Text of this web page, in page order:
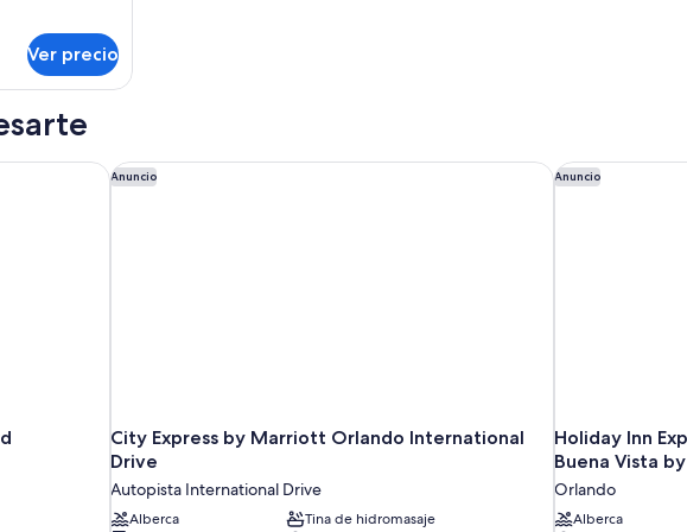
Ver precio
Anuncio
City Express by Marriott Orlando International
Drive
Autopista International Drive
Alberca
Tina de hidromasaje
City Express by Marriott Orlando International DriveAnuncio
Holiday Inn
Buena Vista
Orlando
Alberca
Holiday Inn